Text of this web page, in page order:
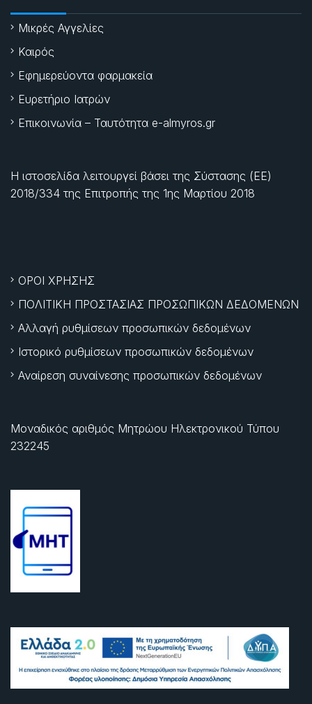
Μικρές Αγγελίες
Καιρός
Εφημερεύοντα φαρμακεία
Ευρετήριο Ιατρών
Επικοινωνία – Ταυτότητα e-almyros.gr
Η ιστοσελίδα λειτουργεί βάσει της Σύστασης (ΕΕ)
2018/334 της Επιτροπής της 1ης Μαρτίου 2018
ΟΡΟΙ ΧΡΗΣΗΣ
ΠΟΛΙΤΙΚΗ ΠΡΟΣΤΑΣΙΑΣ ΠΡΟΣΩΠΙΚΩΝ ΔΕΔΟΜΕΝΩΝ
Αλλαγή ρυθμίσεων προσωπικών δεδομένων
Ιστορικό ρυθμίσεων προσωπικών δεδομένων
Αναίρεση συναίνεσης προσωπικών δεδομένων
Μοναδικός αριθμός Μητρώου Ηλεκτρονικού Τύπου
232245